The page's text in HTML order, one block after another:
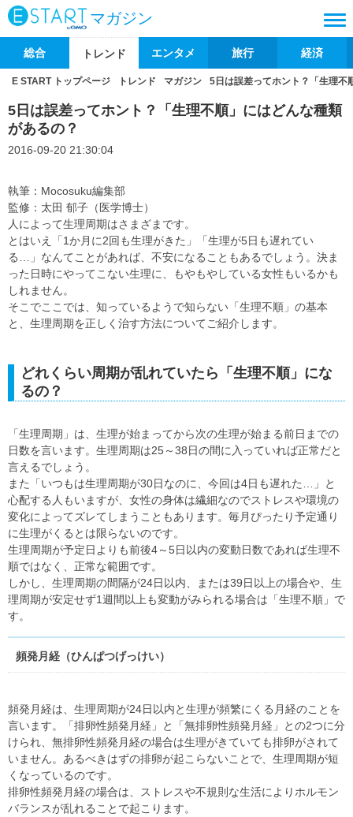
マガジン
総合 トレンド エンタメ 旅行 経済
E START トップページ トレンド マガジン 5日は誤差ってホント？「生理不
5日は誤差ってホント？「生理不順」にはどんな種類
があるの？
2016-09-20 21:30:04
執筆：Mocosuku編集部
監修：太田 郁子（医学博士）
人によって生理周期はさまざまです。
とはいえ「1か月に2回も生理がきた」「生理が5日も遅れてい
る…」なんてことがあれば、不安になることもあるでしょう。決ま
った日時にやってこない生理に、もやもやしている女性もいるかも
しれません。
そこでここでは、知っているようで知らない「生理不順」の基本
と、生理周期を正しく治す方法についてご紹介します。
どれくらい周期が乱れていたら「生理不順」にな
るの？
「生理周期」は、生理が始まってから次の生理が始まる前日までの
日数を言います。生理周期は25～38日の間に入っていれば正常だと
言えるでしょう。
また「いつもは生理周期が30日なのに、今回は4日も遅れた…」と
心配する人もいますが、女性の身体は繊細なのでストレスや環境の
変化によってズレてしまうこともあります。毎月ぴったり予定通り
に生理がくるとは限らないのです。
生理周期が予定日よりも前後4～5日以内の変動日数であれば生理不
順ではなく、正常な範囲です。
しかし、生理周期の間隔が24日以内、または39日以上の場合や、生
理周期が安定せず1週間以上も変動がみられる場合は「生理不順」で
す。
頻発月経（ひんぱつげっけい）
頻発月経は、生理周期が24日以内と生理が頻繁にくる月経のことを
言います。「排卵性頻発月経」と「無排卵性頻発月経」との2つに分
けられ、無排卵性頻発月経の場合は生理がきていても排卵がされて
いません。あるべきはずの排卵が起こらないことで、生理周期が短
くなっているのです。
排卵性頻発月経の場合は、ストレスや不規則な生活によりホルモン
バランスが乱れることで起こります。